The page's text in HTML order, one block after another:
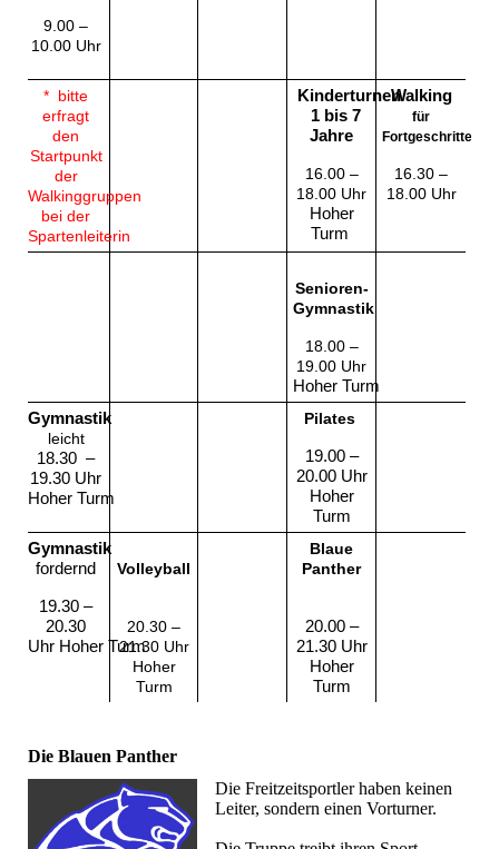
9.00 –
10.00 Uhr
* bitte
erfragt
den
Startpunkt
der
Walkinggruppen
bei der
Spartenleiterin
Kinderturnen
1 bis 7
Jahre
16.00 –
18.00 Uhr
Hoher
Turm
Walking
für
Fortgeschrittene*
16.30 –
18.00 Uhr
Senioren-
Gymnastik
18.00 –
19.00 Uhr
Hoher Turm
Gymnastik
leicht
18.30 –
19.30 Uhr
Hoher Turm
Pilates
19.00 –
20.00 Uhr
Hoher
Turm
Gymnastik
fordernd
19.30 –
20.30
Uhr Hoher Turm
Volleyball
20.30 –
21.30 Uhr
Hoher
Turm
Blaue
Panther
20.00 –
21.30 Uhr
Hoher
Turm
Die Blauen Panther
Die Freitzeitsportler haben keinen
Leiter, sondern einen Vorturner.